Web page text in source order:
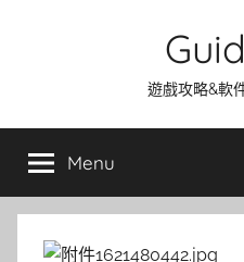
遊戲攻略&軟
Menu